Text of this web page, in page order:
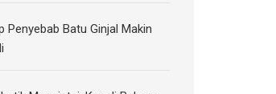
Penyebab Batu Ginjal Makin